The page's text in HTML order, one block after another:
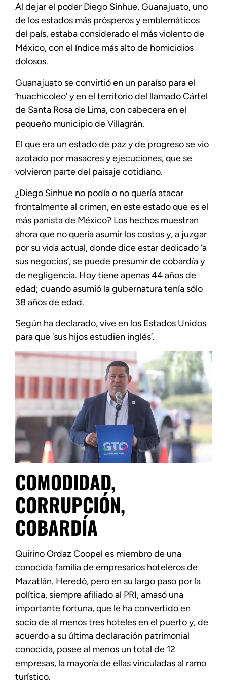
Al dejar el poder Diego Sinhue, Guanajuato, uno
de los estados más prósperos y emblemáticos
del país, estaba considerado el más violento de
México, con el índice más alto de homicidios
dolosos.
Guanajuato se convirtió en un paraíso para el
‘huachicoleo’ y en el territorio del llamado Cártel
de Santa Rosa de Lima, con cabecera en el
pequeño municipio de Villagrán.
El que era un estado de paz y de progreso se vio
azotado por masacres y ejecuciones, que se
volvieron parte del paisaje cotidiano.
¿Diego Sinhue no podía o no quería atacar
frontalmente al crimen, en este estado que es el
más panista de México? Los hechos muestran
ahora que no quería asumir los costos y, a juzgar
por su vida actual, donde dice estar dedicado ‘a
sus negocios’, se puede presumir de cobardía y
de negligencia. Hoy tiene apenas 44 años de
edad; cuando asumió la gubernatura tenía sólo
38 años de edad.
Según ha declarado, vive en los Estados Unidos
para que ‘sus hijos estudien inglés’.
COMODIDAD,
CORRUPCIÓN,
COBARDÍA
Quirino Ordaz Coopel es miembro de una
conocida familia de empresarios hoteleros de
Mazatlán. Heredó, pero en su largo paso por la
política, siempre afiliado al PRI, amasó una
importante fortuna, que le ha convertido en
socio de al menos tres hoteles en el puerto y, de
acuerdo a su última declaración patrimonial
conocida, posee al menos un total de 12
empresas, la mayoría de ellas vinculadas al ramo
turístico.